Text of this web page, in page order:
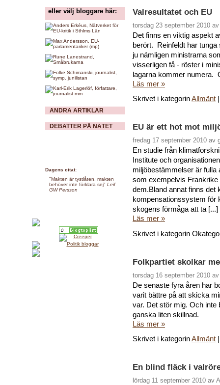
eller välj bloggare här:
ANDRA ARTIKLAR
DEBATTER PÅ NÄTET
Dagens citat:
"Makten är tystlåten, makten
behöver inte förklara sej" Leif
GW Persson
Valresultatet och EU
torsdag 23 september 2010
Det finns en viktig aspekt
berört. Reinfeldt har
ju nämligen ministrarna
visserligen få - röster i
lagarna kommer numera.
Läs mer »
Skrivet i kategorinAllmänt
EU är ett hot mot
fredag 17 september 2010 av
En studie från
Institute och
miljöbestämmelser är fulla
som exempelvis
dem.Bland annat finns det
kompensationssystem för
skogens förmåga att ta [...]
Läs mer »
Skrivet i kategorin
Folkpartiet skolkar
torsdag 16 september 2010
De senaste fyra åren har
varit bättre på att skicka
var. Det stör mig. Och
ganska liten skillnad.
Läs mer »
Skrivet i kategorinAllmänt
En blind fläck i
lördag 11 september 2010 av